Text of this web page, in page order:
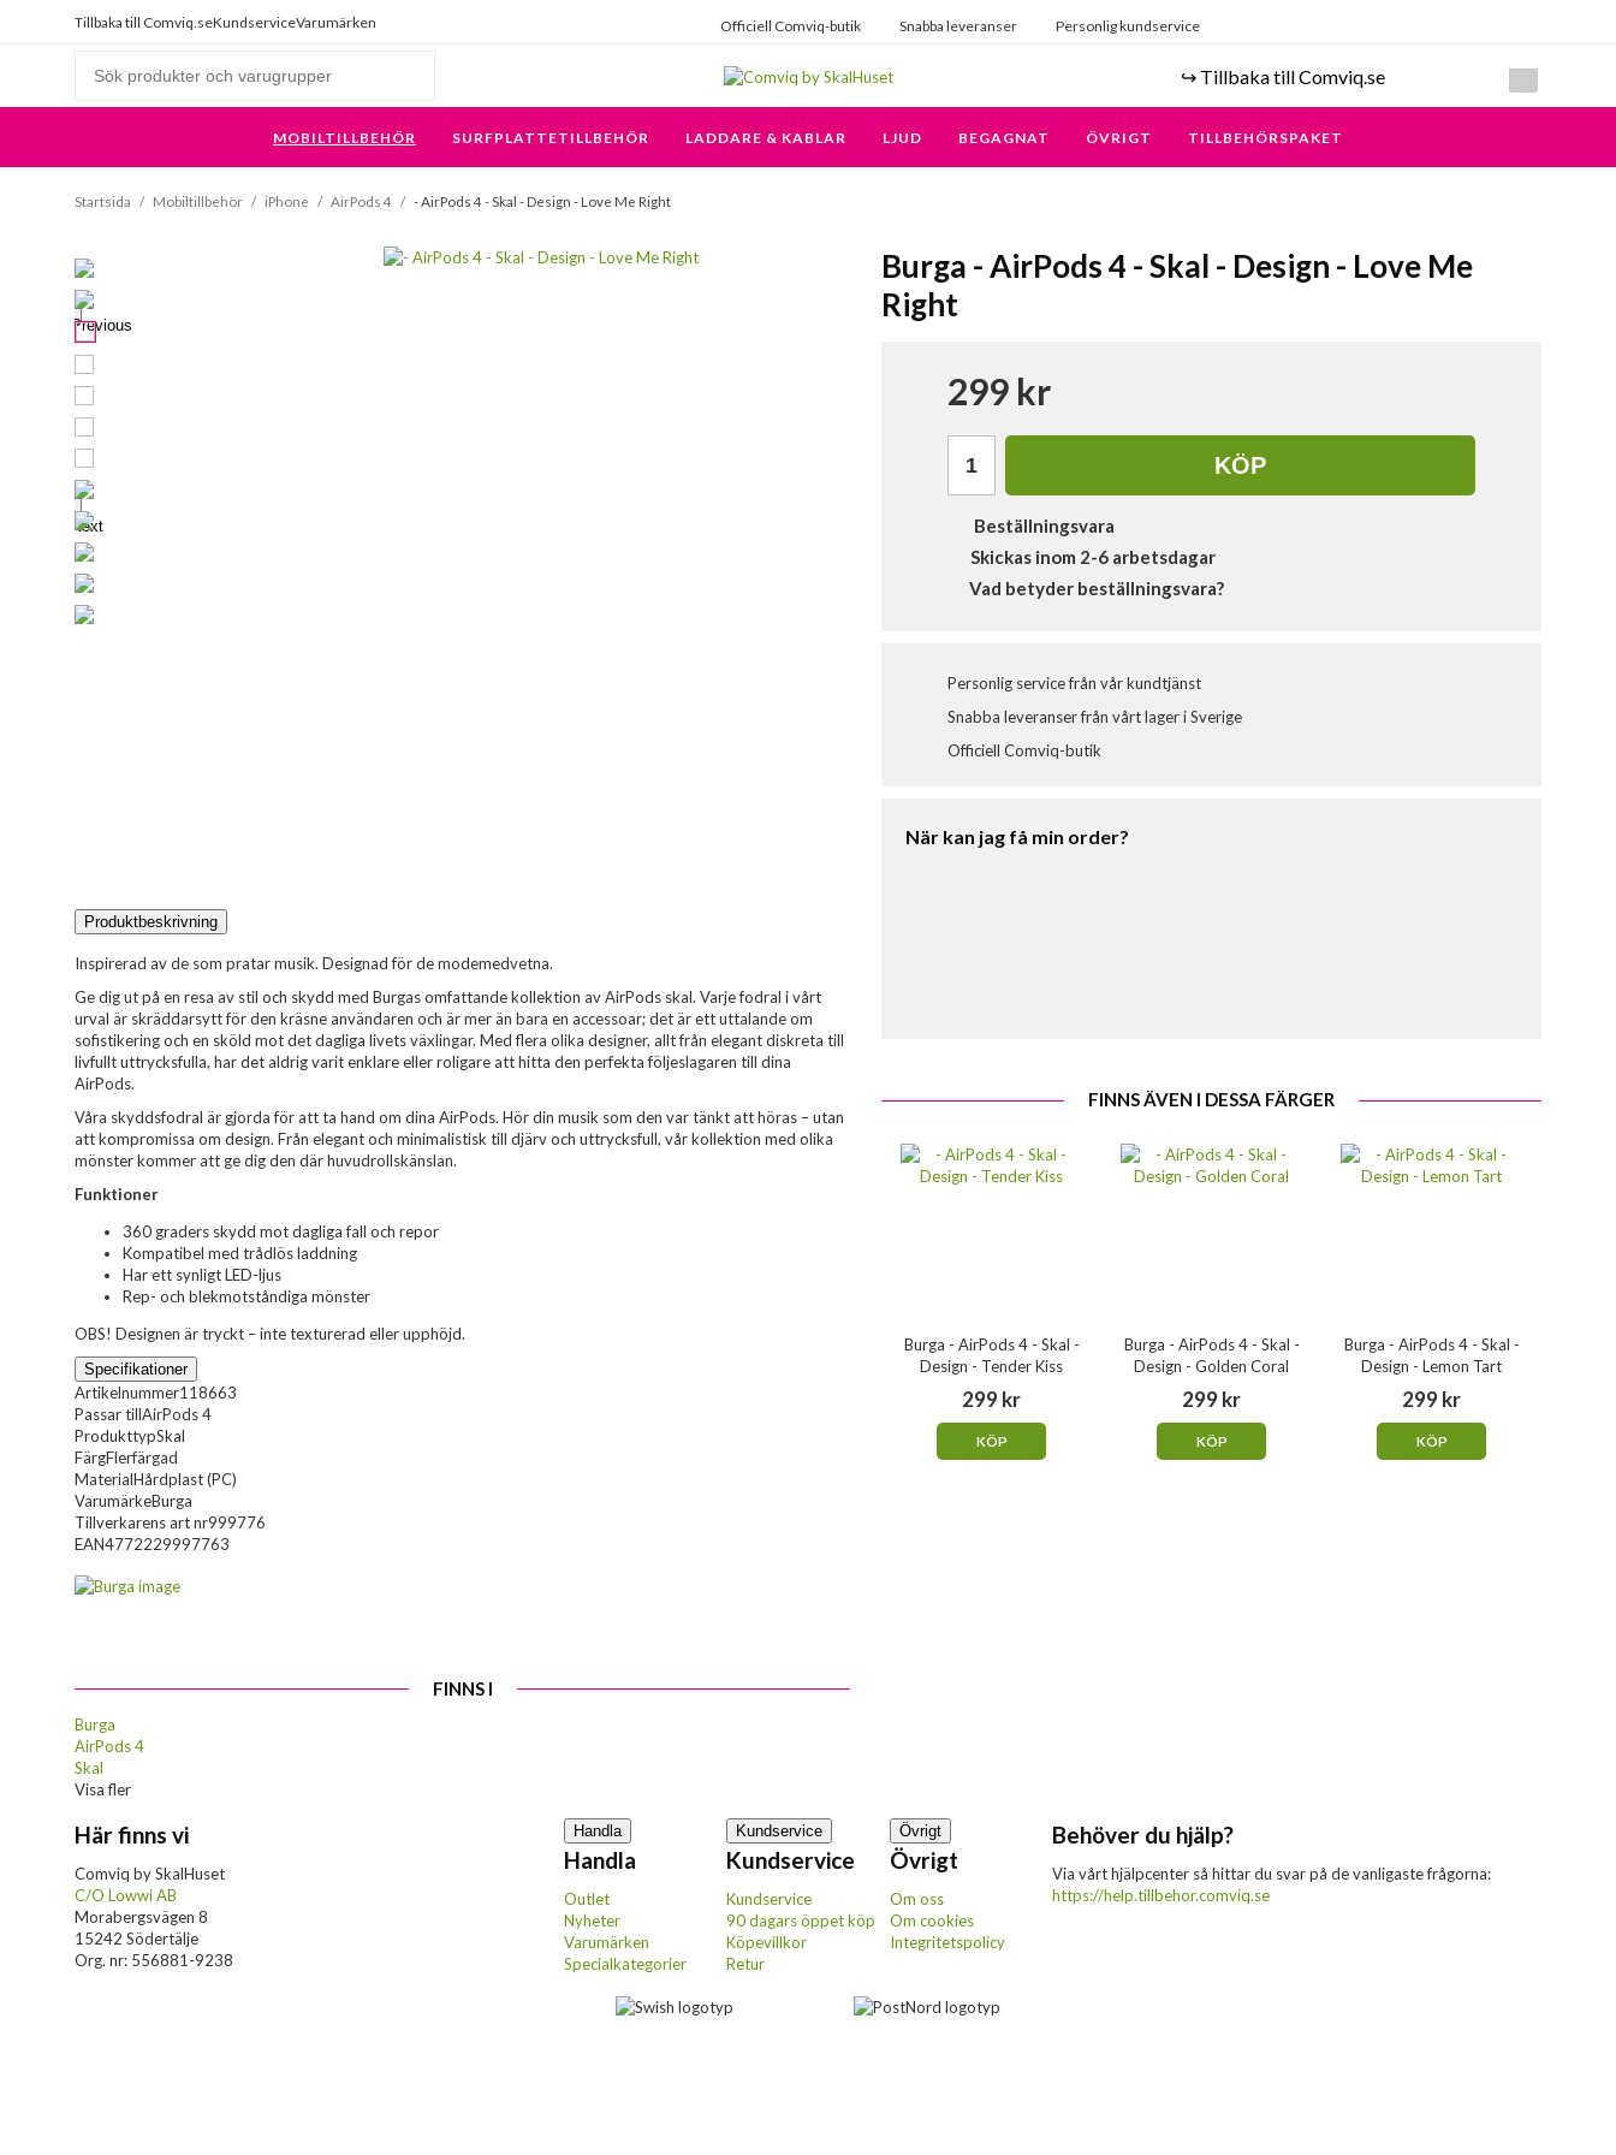
Tillbaka till Comviq.seKundserviceVarumärken Officiell Comviq-butik Snabba leveranser Personlig kundservice
↪️ Tillbaka till Comviq.se
MOBILTILLBEHÖR SURFPLATTETILLBEHÖR LADDARE & KABLAR LJUD BEGAGNAT ÖVRIGT TILLBEHÖRSPAKET
Startsida / Mobiltillbehör / iPhone / AirPods 4 / - AirPods 4 - Skal - Design - Love Me Right
Previous
Next
Burga - AirPods 4 - Skal - Design - Love Me
Right
299 kr
KÖP
Beställningsvara
Skickas inom 2-6 arbetsdagar
Vad betyder beställningsvara?
Personlig service från vår kundtjänst
Snabba leveranser från vårt lager i Sverige
Officiell Comviq-butik
När kan jag få min order?
FINNS ÄVEN I DESSA FÄRGER
Burga - AirPods 4 - Skal -
Design - Tender Kiss
299 kr
KÖP
Burga - AirPods 4 - Skal -
Design - Golden Coral
299 kr
KÖP
Burga - AirPods 4 - Skal -
Design - Lemon Tart
299 kr
KÖP
Produktbeskrivning
Inspirerad av de som pratar musik. Designad för de modemedvetna.
Ge dig ut på en resa av stil och skydd med Burgas omfattande kollektion av AirPods skal. Varje fodral i vårt
urval är skräddarsytt för den kräsne användaren och är mer än bara en accessoar; det är ett uttalande om
sofistikering och en sköld mot det dagliga livets växlingar. Med flera olika designer, allt från elegant diskreta till
livfullt uttrycksfulla, har det aldrig varit enklare eller roligare att hitta den perfekta följeslagaren till dina
AirPods.
Våra skyddsfodral är gjorda för att ta hand om dina AirPods. Hör din musik som den var tänkt att höras – utan
att kompromissa om design. Från elegant och minimalistisk till djärv och uttrycksfull, vår kollektion med olika
mönster kommer att ge dig den där huvudrollskänslan.
Funktioner
360 graders skydd mot dagliga fall och repor
Kompatibel med trådlös laddning
Har ett synligt LED-ljus
Rep- och blekmotståndiga mönster
OBS! Designen är tryckt – inte texturerad eller upphöjd.
Specifikationer
Artikelnummer118663
Passar tillAirPods 4
ProdukttypSkal
FärgFlerfärgad
MaterialHårdplast (PC)
VarumärkeBurga
Tillverkarens art nr999776
EAN4772229997763
FINNS I
Burga
AirPods 4
Skal
Visa fler
Här finns vi
Comviq by SkalHuset
C/O Lowwi AB
Morabergsvägen 8
15242 Södertälje
Org. nr: 556881-9238
Handla
Handla
Outlet
Nyheter
Varumärken
Specialkategorier
Kundservice
Kundservice
Kundservice
90 dagars öppet köp
Köpevillkor
Retur
Övrigt
Övrigt
Om oss
Om cookies
Integritetspolicy
Behöver du hjälp?
Via vårt hjälpcenter så hittar du svar på de vanligaste frågorna:
https://help.tillbehor.comviq.se